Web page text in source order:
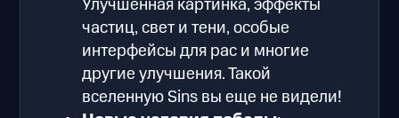
частиц, свет и тени, особые
интерфейсы для рас и многие
другие улучшения. Такой
вселенную Sins вы еще не видели!